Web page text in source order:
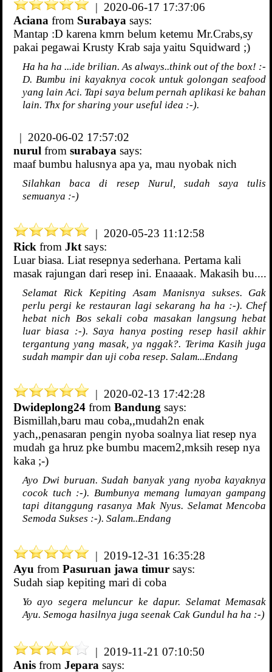
| 2020-06-17 17:37:06
Aciana from Surabaya says:
Mantap :D karena kmrn belum ketemu Mr.Crabs,sy
pakai pegawai Krusty Krab saja yaitu Squidward ;)
Ha ha ha ...ide brilian. As always..think out of the box! :-
D. Bumbu ini kayaknya cocok untuk golongan seafood
yang lain Aci. Tapi saya belum pernah aplikasi ke bahan
lain. Thx for sharing your useful idea :-).
| 2020-06-02 17:57:02
nurul from surabaya says:
maaf bumbu halusnya apa ya, mau nyobak nich
Silahkan baca di resep Nurul, sudah saya tulis
semuanya :-)
| 2020-05-23 11:12:58
Rick from Jktsays:
Luar biasa. Liat resepnya sederhana. Pertama kali
masak rajungan dari resep ini. Enaaaak. Makasih bu....
Selamat Rick Kepiting Asam Manisnya sukses. Gak
perlu pergi ke restauran lagi sekarang ha ha :-). Chef
hebat nich Bos sekali coba masakan langsung hebat
luar biasa :-). Saya hanya posting resep hasil akhir
tergantung yang masak, ya nggak?. Terima Kasih juga
sudah mampir dan uji coba resep. Salam...Endang
| 2020-02-13 17:42:28
Dwideplong24 from Bandung says:
Bismillah,baru mau coba,,mudah2n enak
yach,,penasaran pengin nyoba soalnya liat resep nya
mudah ga hruz pke bumbu macem2,mksih resep nya
kaka ;-)
Ayo Dwi buruan. Sudah banyak yang nyoba kayaknya
cocok tuch :-). Bumbunya memang lumayan gampang
tapi ditanggung rasanya Mak Nyus. Selamat Mencoba
Semoda Sukses :-). Salam..Endang
| 2019-12-31 16:35:28
Ayu from Pasuruan jawa timur says:
Sudah siap kepiting mari di coba
Yo ayo segera meluncur ke dapur. Selamat Memasak
Ayu. Semoga hasilnya juga seenak Cak Gundul ha ha :-)
| 2019-11-21 07:10:50
Anis from Jepara says: